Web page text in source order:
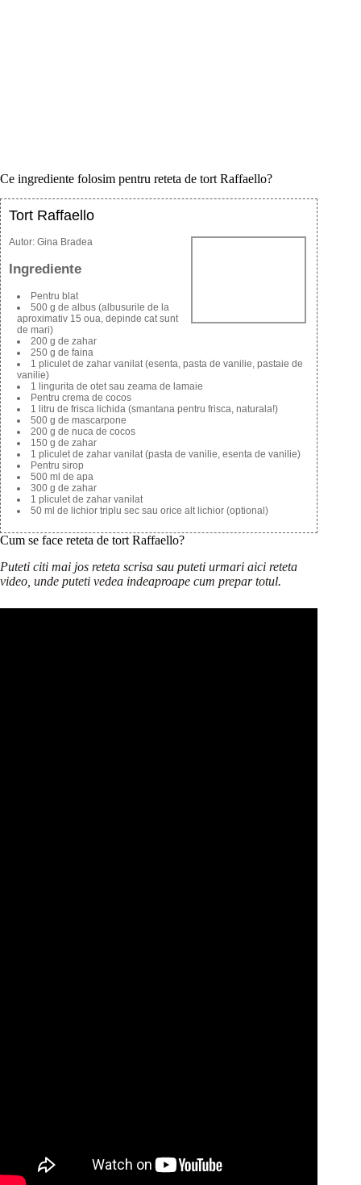
Ce ingrediente folosim pentru reteta de tort Raffaello?
Tort Raffaello
Autor: Gina Bradea
Ingrediente
Pentru blat
500 g de albus (albusurile de la
aproximativ 15 oua, depinde cat sunt
de mari)
200 g de zahar
250 g de faina
1 pliculet de zahar vanilat (esenta, pasta de vanilie, pastaie de
vanilie)
1 lingurita de otet sau zeama de lamaie
Pentru crema de cocos
1 litru de frisca lichida (smantana pentru frisca, naturala!)
500 g de mascarpone
200 g de nuca de cocos
150 g de zahar
1 pliculet de zahar vanilat (pasta de vanilie, esenta de vanilie)
Pentru sirop
500 ml de apa
300 g de zahar
1 pliculet de zahar vanilat
50 ml de lichior triplu sec sau orice alt lichior (optional)
Cum se face reteta de tort Raffaello?
Puteti citi mai jos reteta scrisa sau puteti urmari aici reteta
video, unde puteti vedea indeaproape cum prepar totul.